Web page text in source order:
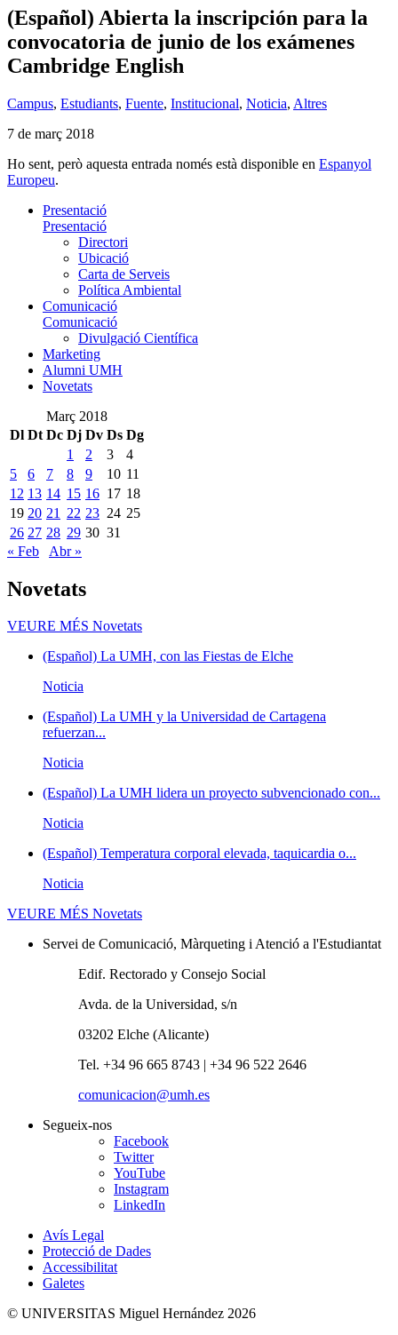
(Español) Abierta la inscripción para la
convocatoria de junio de los exámenes
Cambridge English
Campus, Estudiants, Fuente, Institucional, Noticia, Altres
7 de març 2018
Ho sent, però aquesta entrada només està disponible en Espanyol
Europeu.
Presentació
Presentació
Directori
Ubicació
Carta de Serveis
Política Ambiental
Comunicació
Comunicació
Divulgació Científica
Marketing
Alumni UMH
Novetats
Març 2018
Dl Dt Dc Dj Dv Ds Dg
1
2 3
4
5
6 7 8 9 10 11
12 13 14 15 16 17 18
19 20 21 22 23 24 25
26 27 28 29 30 31
« Feb
Abr »
Novetats
VEURE MÉS Novetats
(Español) La UMH, con las Fiestas de Elche
Noticia
(Español) La UMH y la Universidad de Cartagena
refuerzan...
Noticia
(Español) La UMH lidera un proyecto subvencionado con...
Noticia
(Español) Temperatura corporal elevada, taquicardia o...
Noticia
VEURE MÉS Novetats
Servei de Comunicació, Màrqueting i Atenció a l'Estudiantat
Edif. Rectorado y Consejo Social
Avda. de la Universidad, s/n
03202 Elche (Alicante)
Tel. +34 96 665 8743 | +34 96 522 2646
comunicacion@umh.es
Segueix-nos
Facebook
Twitter
YouTube
Instagram
LinkedIn
Avís Legal
Protecció de Dades
Accessibilitat
Galetes
© UNIVERSITAS Miguel Hernández 2026